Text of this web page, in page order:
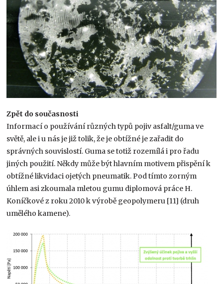
Zpět do současnosti
Informací o používání různých typů pojiv asfalt/guma ve
světě, ale i u nás je již tolik, že je obtížné je zařadit do
správných souvislostí. Guma se totiž rozemílá i pro řadu
jiných použití. Někdy může být hlavním motivem přispění k
obtížné likvidaci ojetých pneumatik. Pod tímto zorným
úhlem asi zkoumala mletou gumu diplomová práce H.
Koníčkové z roku 2010 k výrobě geopolymeru [11] (druh
umělého kamene).